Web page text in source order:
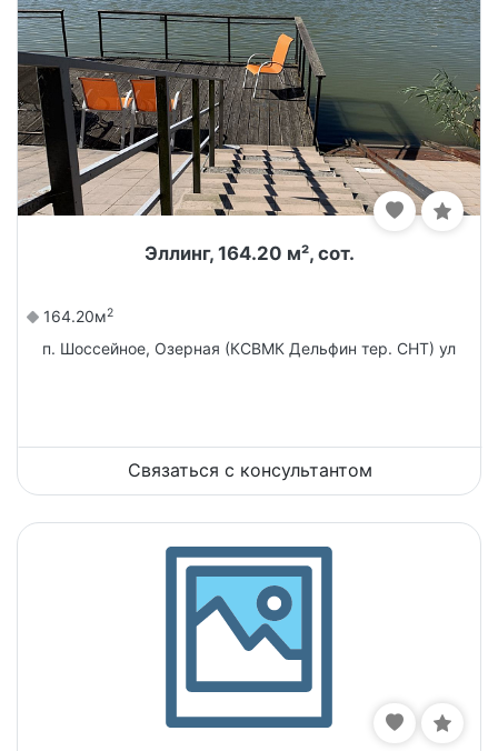
Эллинг, 164.20 м², сот.
164.20м2
п. Шоссейное, Озерная (КСВМК Дельфин тер. СНТ) ул
Связаться с консультантом